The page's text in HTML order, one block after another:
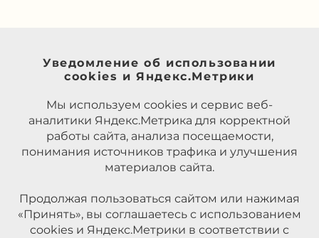
Уведомление об использовании
cookies и Яндекс.Метрики
Мы используем cookies и сервис веб-
аналитики Яндекс.Метрика для корректной
работы сайта, анализа посещаемости,
понимания источников трафика и улучшения
материалов сайта.
Продолжая пользоваться сайтом или нажимая
«Принять», вы соглашаетесь с использованием
cookies и Яндекс.Метрики в соответствии с